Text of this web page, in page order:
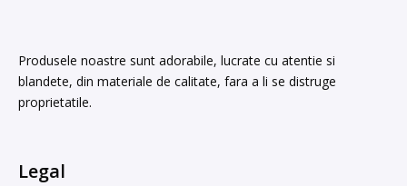
Produsele noastre sunt adorabile, lucrate cu atentie si
blandete, din materiale de calitate, fara a li se distruge
proprietatile.
Legal